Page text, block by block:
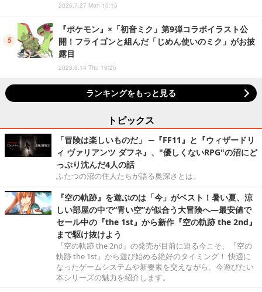
2026.7.27 Mon 10:15
『ポケモン』×「初音ミク」第9弾コラボイラスト公
開！フライゴンと組んだ「じめん使いのミク」がお披
露目
2023.9.14 Thu 19:25
ランキングをもっと見る
トピックス
「冒険は楽しいものだ」 ─『FF11』と『ウィザードリ
ィ ヴァリアンツ ダフネ』、"優しくないRPG"の沼にど
っぷり沈んだ4人の話
ふたつの沼の住人たちが語る奥深さとは。
『空の軌跡』を遊ぶのは「今」がベスト！暑い夏、涼
しい部屋の中で“青い空”が似合う大冒険へ―最安値で
セール中の『the 1st』から新作『空の軌跡 the 2nd』
まで駆け抜けよう
『空の軌跡 the 2nd』の発売が目前に迫る今こそ、『空の
軌跡 the 1st』から遊び始める絶好のタイミング！ 快適に
なったゲームシステムや新要素を交えながら、今遊びたい
本シリーズの魅力を紹介します。